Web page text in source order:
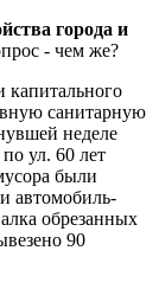
города и
- чем же?
капитального
санитарную
неделе
ул. 60 лет
были
автомобиль-
обрезанных
90